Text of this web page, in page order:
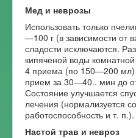
Мед и неврозы
Использовать только
—100 г (в зависимости от
сладости исключаются.
кипяченой воды
4 приема (по 150—200 мл)
прием за 30—40.. мин до
Состояние улучшается
лечения (нормализуется
работоспособность и т. п.).
Настой трав и невроз